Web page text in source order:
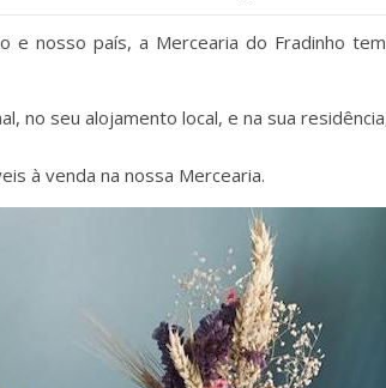
nosso país, a Mercearia do Fradinho
no seu alojamento local, e na sua
à venda na nossa Mercearia.